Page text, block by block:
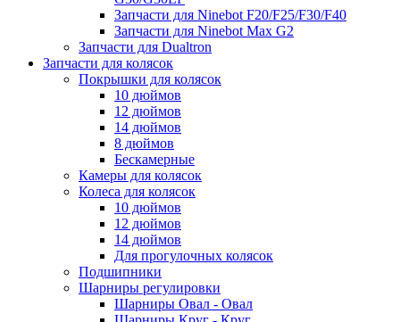
Запчасти для Ninebot F20/F25/F30/F40
Запчасти для Ninebot Max G2
Запчасти для Dualtron
Запчасти для колясок
Покрышки для колясок
10 дюймов
12 дюймов
14 дюймов
8 дюймов
Бескамерные
Камеры для колясок
Колеса для колясок
10 дюймов
12 дюймов
14 дюймов
Для прогулочных колясок
Подшипники
Шарниры регулировки
Шарниры Овал - Овал